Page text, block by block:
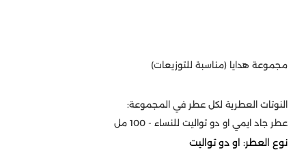
مجموعة هدايا (مناسبة للتوزيعات)
النوتات العطرية لكل عطر في المجموعة:
عطر جاد ايمي او دو تواليت للنساء - 100 مل
نوع العطر: او دو تواليت